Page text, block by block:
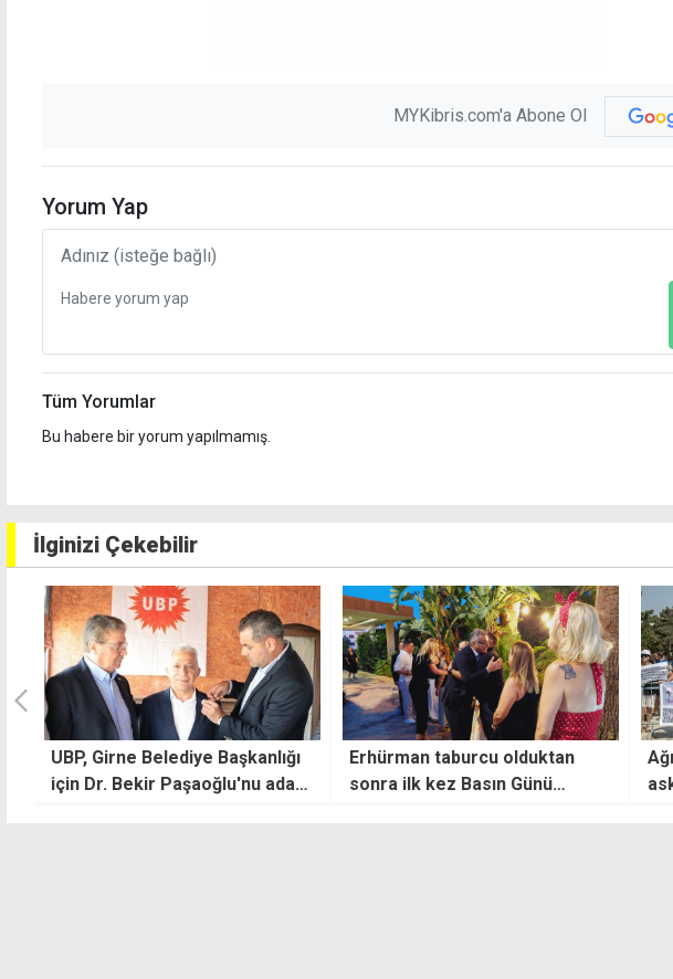
MYKibris.com'a Abone Ol
Yorum Yap
Tüm Yorumlar
Bu habere bir yorum yapılmamış.
İlginizi Çekebilir
Erhürman taburcu olduktan
sonra ilk kez Basın Günü
Ağrotur İngiliz Üssü'ne yeni
askeri haberleşme anteni